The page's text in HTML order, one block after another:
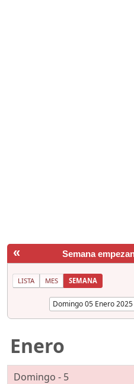
« Semana
LISTA MES SEMANA
Enero
Domingo - 5